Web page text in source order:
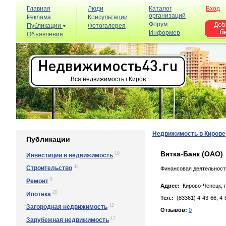
Главная
Реклама
Публикации
Объявления
Люди
Консультации
Фотогалерея
Каталог
организаций
Форум
Информер
Вход
Вся недвижимость г.Киров
Публикации
Инвестиции в недвижимость 19
Строительство 44
Ремонт 9
Ипотека 20
Загородная недвижимость 12
Зарубежная недвижимость 12
Недвижимость в Кирове
Вятка-Банк (ОАО)
Финансовая
Адрес: Кирово-Чепецк,
Тел.: (83361) 4-43-66, 4-
Отзывов: 0